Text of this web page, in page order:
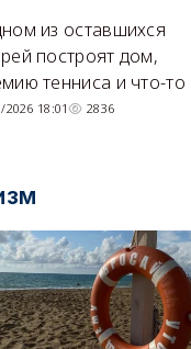
из оставшихся
построят дом,
тенниса и что-
2026 18:01 2836